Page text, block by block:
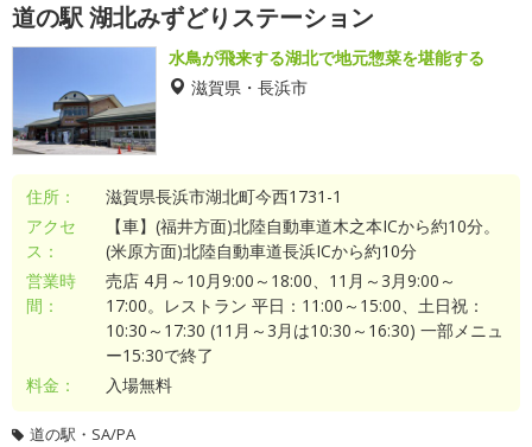
道の駅 湖北みずどりステーション
水鳥が飛来する湖北で地元惣菜を堪能する
滋賀県・長浜市
住所：
滋賀県長浜市湖北町今西1731-1
アクセ
ス：
【車】(福井方面)北陸自動車道木之本ICから約10分。
(米原方面)北陸自動車道長浜ICから約10分
営業時
間：
売店 4月～10月9:00～18:00、11月～3月9:00～
17:00。レストラン 平日：11:00～15:00、土日祝：
10:30～17:30 (11月～3月は10:30～16:30) 一部メニュ
ー15:30で終了
料金：
入場無料
道の駅・SA/PA